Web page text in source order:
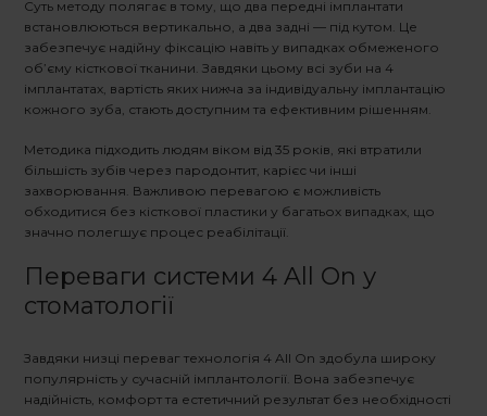
Суть методу полягає в тому, що два передні імплантати
встановлюються вертикально, а два задні — під кутом. Це
забезпечує надійну фіксацію навіть у випадках обмеженого
об’єму кісткової тканини. Завдяки цьому всі зуби на 4
імплантатах, вартість яких нижча за індивідуальну імплантацію
кожного зуба, стають доступним та ефективним рішенням.
Методика підходить людям віком від 35 років, які втратили
більшість зубів через пародонтит, карієс чи інші
захворювання. Важливою перевагою є можливість
обходитися без кісткової пластики у багатьох випадках, що
значно полегшує процес реабілітації.
Переваги системи 4 All On у
стоматології
Завдяки низці переваг технологія 4 All On здобула широку
популярність у сучасній імплантології. Вона забезпечує
надійність, комфорт та естетичний результат без необхідності